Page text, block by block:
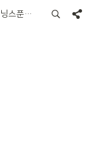
[러닝스푼즈] 온라인설명회